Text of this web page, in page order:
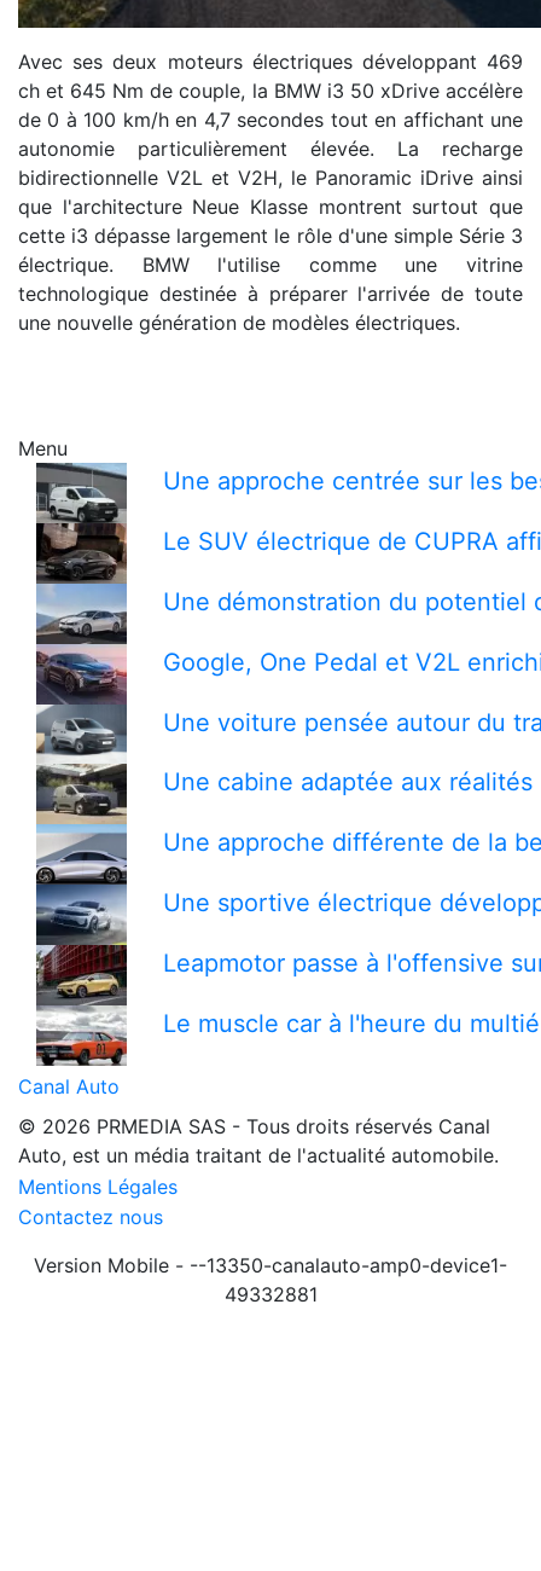
Avec ses deux moteurs électriques développant 469
ch et 645 Nm de couple, la BMW i3 50 xDrive accélère
de 0 à 100 km/h en 4,7 secondes tout en affichant une
autonomie particulièrement élevée. La recharge
bidirectionnelle V2L et V2H, le Panoramic iDrive ainsi
que l'architecture Neue Klasse montrent surtout que
cette i3 dépasse largement le rôle d'une simple Série 3
électrique. BMW l'utilise comme une vitrine
technologique destinée à préparer l'arrivée de toute
une nouvelle génération de modèles électriques.
Menu
Une approche centrée sur les
Le SUV électrique de CUPRA
Une démonstration du potentiel
Google, One Pedal et V2L
Une voiture pensée autour du
Une cabine adaptée aux réalités
Une approche différente de la
Une sportive électrique
Leapmotor passe à l'offensive
Le muscle car à l'heure du
Canal Auto
© 2026 PRMEDIA SAS - Tous droits réservés Canal
Auto, est un média traitant de l'actualité automobile.
Mentions Légales
Contactez nous
Version Mobile - --13350-canalauto-amp0-device1-
49332881